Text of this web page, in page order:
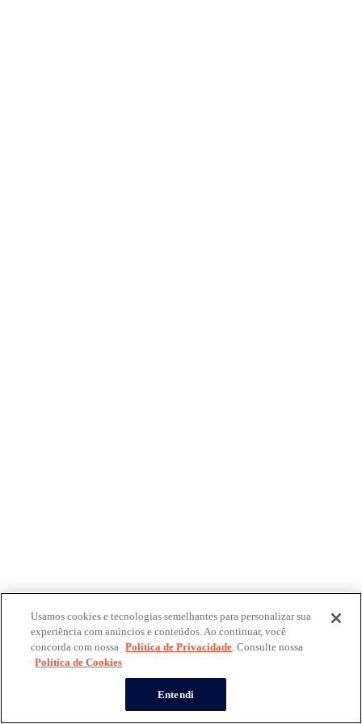
Usamos cookies e tecnologias semelhantes para personalizar sua
experiência com anúncios e conteúdos. Ao continuar, você
concorda com nossa Política de Privacidade. Consulte nossa
Política de Cookies
Entendi